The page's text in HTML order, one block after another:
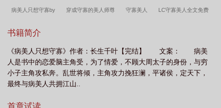
病美人只想守寡by 穿成守寡的美人师尊 守寡美人 LC守寡美人全文免费
美人虞秋
只想守寡 LC守寡美人 lc守寡美人 美人守寡后 酸橙 守寡美人免费阅
读
书籍简介
《病美人只想守寡》作者：长生千叶【完结】 文案： 病美
人是书中的恋爱脑主角受，为了情爱，不顾大周太子的身份，与穷
小子主角攻私奔。乱世将倾，主角攻力挽狂澜，平诸侯，定天下，
最终与病美人共拥江山..